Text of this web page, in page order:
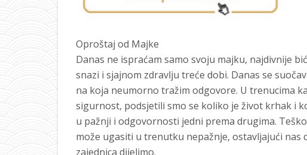
Oproštaj od Majke
Danas ne ispraćam samo svoju majku, najdivnije
snazi i sjajnom zdravlju treće dobi. Danas se
na koja neumorno tražim odgovore. U trenucima
sigurnost, podsjetili smo se koliko je život krhak i
u pažnji i odgovornosti jedni prema drugima.
može ugasiti u trenutku nepažnje, ostavljajući
zajednica dijelimo.